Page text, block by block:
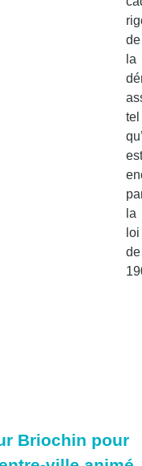
de
la
tel
est
la
loi
de
Briochin pour